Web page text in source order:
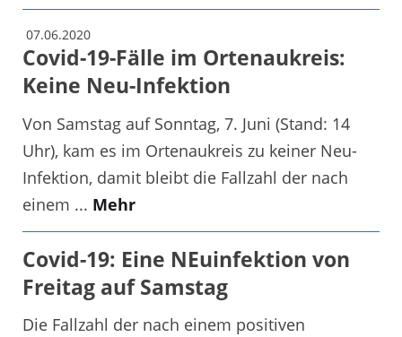
07.06.2020
Covid-19-Fälle im Ortenaukreis:
Keine Neu-Infektion
Von Samstag auf Sonntag, 7. Juni (Stand: 14
Uhr), kam es im Ortenaukreis zu keiner Neu-
Infektion, damit bleibt die Fallzahl der nach
einem ... Mehr
Covid-19: Eine NEuinfektion von
Freitag auf Samstag
Die Fallzahl der nach einem positiven